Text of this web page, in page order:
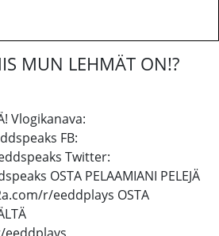
MUN LEHMÄT ON!?
Vlogikanava:
FB:
Twitter:
OSTA PELAAMIANI PELEJÄ
r/eeddplays OSTA